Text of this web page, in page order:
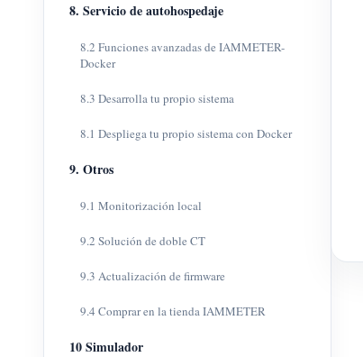
8. Servicio de autohospedaje
8.2 Funciones avanzadas de IAMMETER-
Docker
8.3 Desarrolla tu propio sistema
8.1 Despliega tu propio sistema con Docker
9. Otros
9.1 Monitorización local
9.2 Solución de doble CT
9.3 Actualización de firmware
9.4 Comprar en la tienda IAMMETER
10 Simulador